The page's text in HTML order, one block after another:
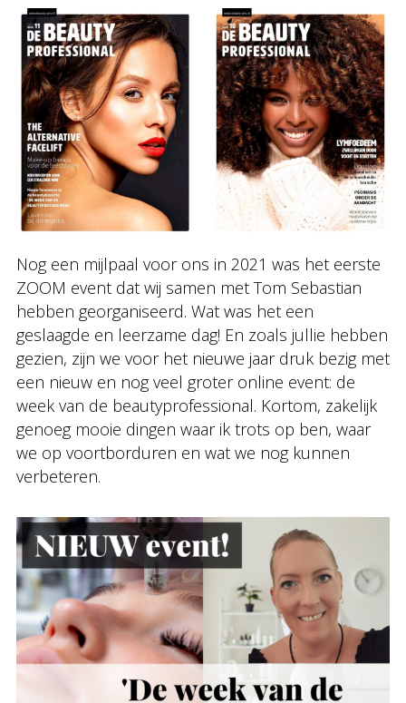
Nog een mijlpaal voor ons in 2021 was het eerste
ZOOM event dat wij samen met Tom Sebastian
hebben georganiseerd. Wat was het een
geslaagde en leerzame dag! En zoals jullie hebben
gezien, zijn we voor het nieuwe jaar druk bezig met
een nieuw en nog veel groter online event: de
week van de beautyprofessional. Kortom, zakelijk
genoeg mooie dingen waar ik trots op ben, waar
we op voortborduren en wat we nog kunnen
verbeteren.